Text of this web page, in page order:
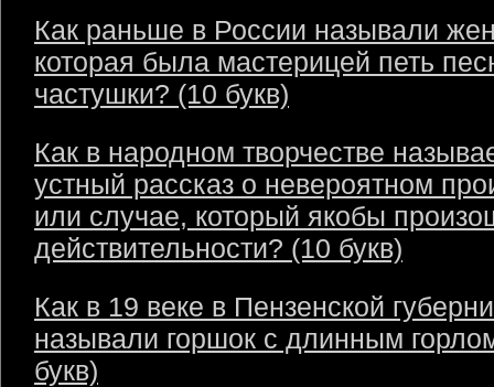
Как раньше в России называли
которая была мастерицей петь
частушки? (10 букв)
Как в народном творчестве
устный рассказ о невероятном
или случае, который якобы
действительности? (10 букв)
Как в 19 веке в Пензенской
называли горшок с длинным
букв)